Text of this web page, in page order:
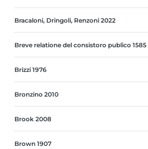
Bracaloni, Dringoli, Renzoni 2022
Breve relatione del consistoro publico 1585
Brizzi 1976
Bronzino 2010
Brook 2008
Brown 1907